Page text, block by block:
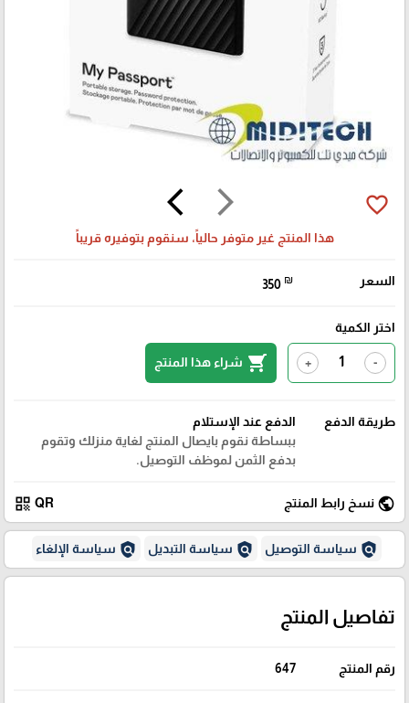
arrow_forward_ios
arrow_back_ios favorite_border
هذا المنتج غير متوفر حالياً، سنقوم بتوفيره قريباً
السعر 350 ₪
اختر الكمية
-
+
shopping_cart شراء هذا المنتج
طريقة الدفع
الدفع عند الإستلام
ببساطة نقوم بايصال المنتج لغاية منزلك وتقوم
بدفع الثمن لموظف التوصيل.
public نسخ رابط المنتج QR
qr_code
policy سياسة التوصيل policy سياسة التبديل policy سياسة الإلغاء
تفاصيل المنتج
رقم المنتج 647